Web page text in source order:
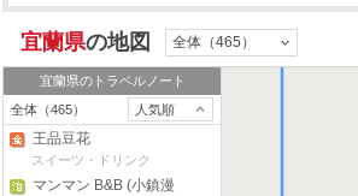
宜蘭県の地図 全体（465）
宜蘭県のトラベルノート
全体（465）
人気順
王品豆花
スイーツ・ドリンク
マンマン B&B (小鎮漫